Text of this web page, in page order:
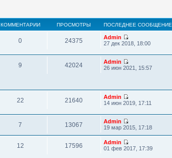
КОММЕНТАРИИ ПРОСМОТРЫ ПОСЛЕДНЕЕ СООБЩЕНИЕ
0 24375
Admin
27 дек 2018, 18:00
9 42024
Admin
26 июн 2021, 15:57
22 21640
Admin
14 июн 2019, 17:11
7 13067
Admin
19 мар 2015, 17:18
12 17596
Admin
01 фев 2017, 17:39